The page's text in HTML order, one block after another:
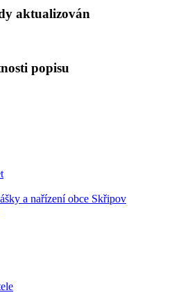
aktualizován
popisu
a nařízení obce Skřipov